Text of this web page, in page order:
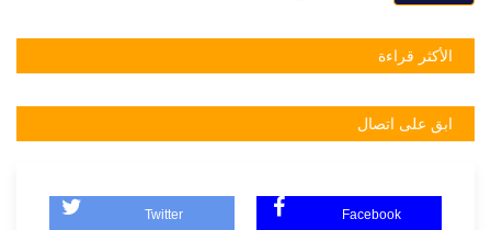
الأكثر قراءة
ابق على اتصال
Twitter Facebook